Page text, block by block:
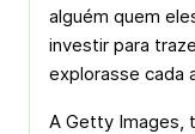
alguém quem
investir para
explorasse cada
A Getty Images,